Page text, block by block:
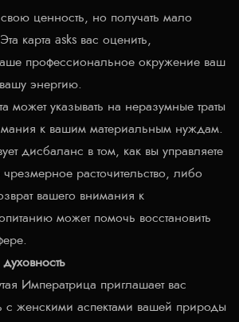
свою ценность, но получать мало
карта asks вас оценить,
профессиональное окружение ваш
энергию.
может указывать на неразумные траты
к вашим материальным нуждам.
дисбаланс в том, как вы управляете
расточительство, либо
вашего внимания к
может помочь восстановить
Императрица приглашает вас
с женскими аспектами вашей природы